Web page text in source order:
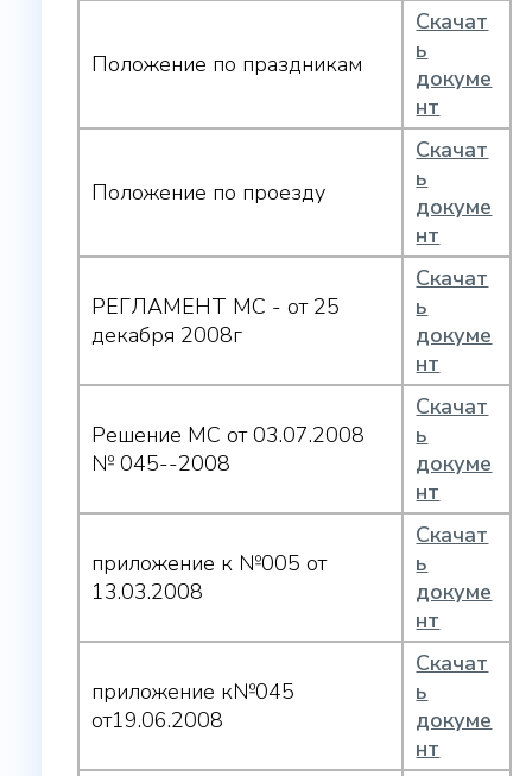
Положение по праздникам
Скачат
ь
докуме
нт
Положение по проезду
Скачат
ь
докуме
нт
РЕГЛАМЕНТ МС - от 25
декабря 2008г
Скачат
ь
докуме
нт
Решение МС от 03.07.2008
№ 045--2008
Скачат
ь
докуме
нт
приложение к №005 от
13.03.2008
Скачат
ь
докуме
нт
приложение к№045
от19.06.2008
Скачат
ь
докуме
нт